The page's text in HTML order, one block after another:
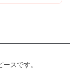
スです。